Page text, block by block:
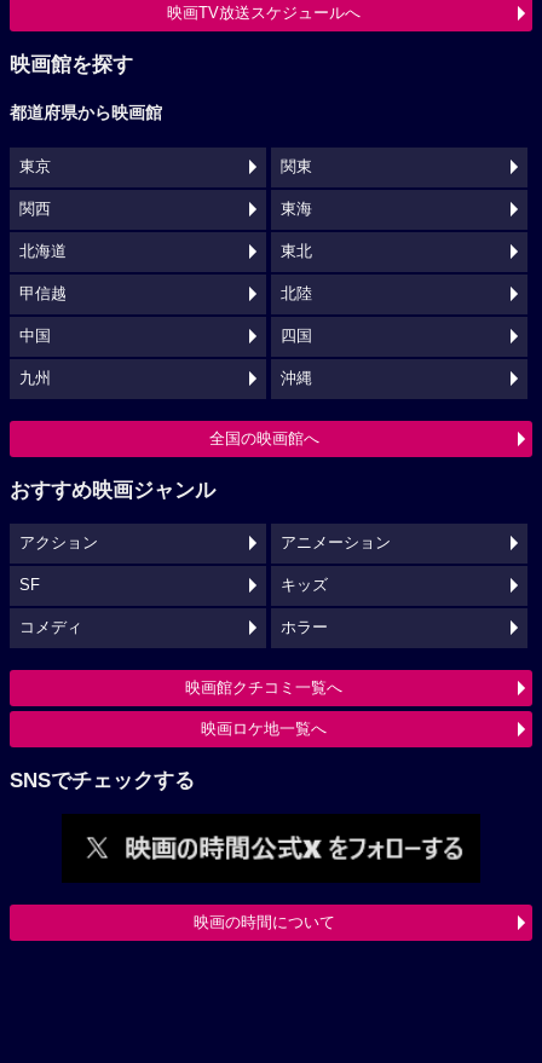
映画TV放送スケジュールへ
映画館を探す
都道府県から映画館
東京 関東
関西 東海
北海道 東北
甲信越 北陸
中国 四国
九州 沖縄
全国の映画館へ
おすすめ映画ジャンル
アクション アニメーション
SF キッズ
コメディ ホラー
映画館クチコミ一覧へ
映画ロケ地一覧へ
SNSでチェックする
映画の時間について